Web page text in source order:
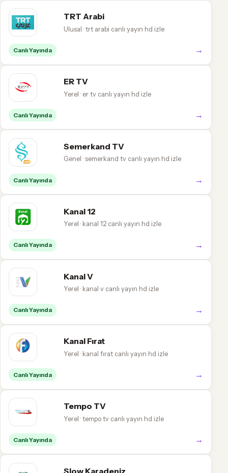
TRT Arabi
Ulusal · trt arabi canlı yayın hd izle
Canlı Yayında →
ER TV
Yerel · er tv canlı yayın hd izle
Canlı Yayında →
Semerkand TV
Genel · semerkand tv canlı yayın hd izle
Canlı Yayında →
Kanal 12
Yerel · kanal 12 canlı yayın hd izle
Canlı Yayında →
Kanal V
Yerel · kanal v canlı yayın hd izle
Canlı Yayında →
Kanal Fırat
Yerel · kanal fırat canlı yayın hd izle
Canlı Yayında →
Tempo TV
Yerel · tempo tv canlı yayın hd izle
Canlı Yayında →
Slow Karadeniz